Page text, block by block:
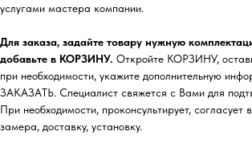
услугами мастера компании.
Для заказа, задайте товару нужную
добавьте в КОРЗИНУ. Откройте КОРЗИНУ,
при необходимости, укажите дополнительную
ЗАКАЗАТЬ. Специалист свяжется с Вами для
При необходимости, проконсультирует, согласует
замера, доставку, установку.